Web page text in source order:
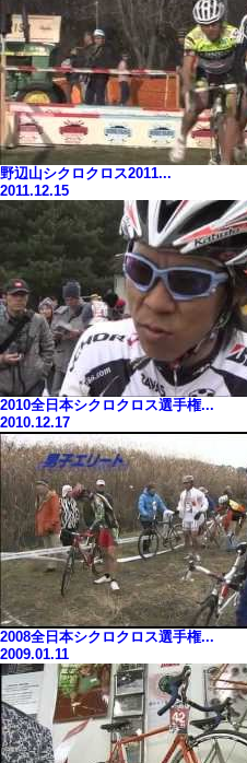
野辺山シクロクロス2011...
2011.12.15
2010全日本シクロクロス選手権...
2010.12.17
2008全日本シクロクロス選手権...
2009.01.11